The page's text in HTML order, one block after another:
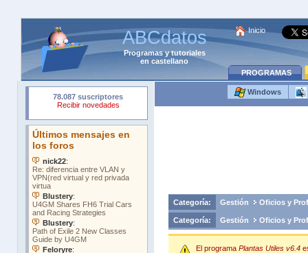
ABCdatos
Programasytutoriales
en castellano
Inicio
PROGRAMAS
Windows
Categoría: Gestión Oficios y
Categoría: Gestión Oficios y
El programa Plantas Utiles v6.4